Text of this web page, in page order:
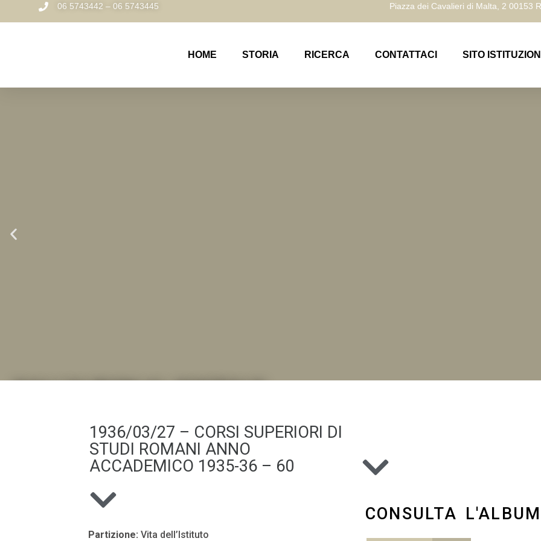
06 5743442 – 06 5743445 Piazza dei Cavalieri di Malta, 2 00153
HOME STORIA RICERCA CONTATTACI SITO
.LA "VITA DELL'ISTITUTO" ATTRAVERSO LE IMMAGINI
1936/03/27 – CORSI SUPERIORI DI
STUDI ROMANI ANNO
ACCADEMICO 1935-36 – 60
Partizione: Vita dell’Istituto
CONSULTA L'ALBUM